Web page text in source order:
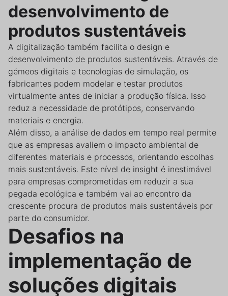
desenvolvimento de
produtos sustentáveis
A digitalização também facilita o design e
desenvolvimento de produtos sustentáveis. Através de
gémeos digitais e tecnologias de simulação, os
fabricantes podem modelar e testar produtos
virtualmente antes de iniciar a produção física. Isso
reduz a necessidade de protótipos, conservando
materiais e energia.
Além disso, a análise de dados em tempo real permite
que as empresas avaliem o impacto ambiental de
diferentes materiais e processos, orientando escolhas
mais sustentáveis. Este nível de insight é inestimável
para empresas comprometidas em reduzir a sua
pegada ecológica e também vai ao encontro da
crescente procura de produtos mais sustentáveis por
parte do consumidor.
Desafios na
implementação de
soluções digitais